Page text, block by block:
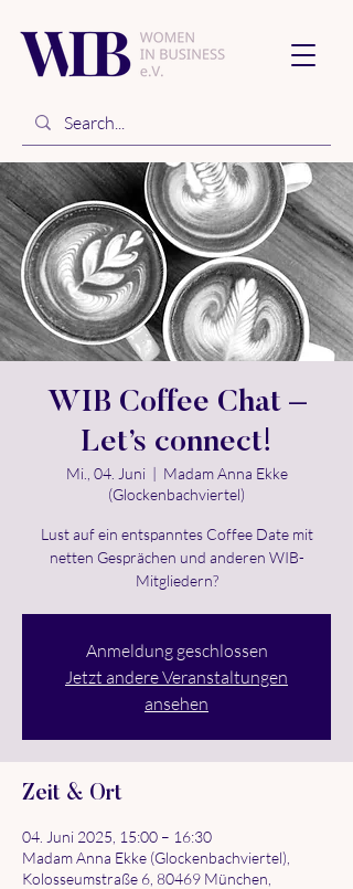
WIB Coffee Chat –
Let’s connect!
Mi., 04. Juni
  |
Madam Anna Ekke
(Glockenbachviertel)
Lust auf ein entspanntes Coffee Date mit
netten Gesprächen und anderen WIB-
Mitgliedern?
Anmeldung geschlossen
Jetzt andere Veranstaltungen
ansehen
Zeit & Ort
04. Juni 2025, 15:00 – 16:30
Madam Anna Ekke (Glockenbachviertel),
Kolosseumstraße 6, 80469 München,